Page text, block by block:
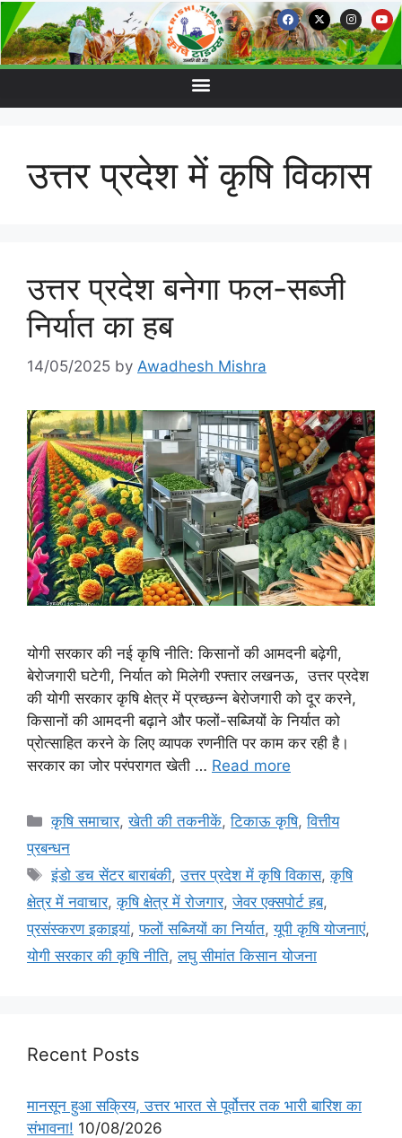
उत्तर प्रदेश में कृषि विकास
उत्तर प्रदेश बनेगा फल-सब्जी
निर्यात का हब
14/05/2025 by Awadhesh Mishra
योगी सरकार की नई कृषि नीति: किसानों की आमदनी बढ़ेगी,
बेरोजगारी घटेगी, निर्यात को मिलेगी रफ्तार लखनऊ, उत्तर प्रदेश
की योगी सरकार कृषि क्षेत्र में प्रच्छन्न बेरोजगारी को दूर करने,
किसानों की आमदनी बढ़ाने और फलों-सब्जियों के निर्यात को
प्रोत्साहित करने के लिए व्यापक रणनीति पर काम कर रही है।
सरकार का जोर परंपरागत खेती … Read more
कृषि समाचार,खेती की तकनीकें,टिकाऊ कृषि,वित्तीय
प्रबन्धन
इंडो डच सेंटर बाराबंकी,उत्तर प्रदेश में कृषि विकास,कृषि
क्षेत्र में नवाचार,कृषि क्षेत्र में रोजगार,जेवर एक्सपोर्ट हब,
प्रसंस्करण इकाइयां,फलों सब्जियों का निर्यात,यूपी कृषि योजनाएं,
योगी सरकार की कृषि नीति,लघु सीमांत किसान योजना
Recent Posts
मानसून हुआ सक्रिय, उत्तर भारत से पूर्वोत्तर तक भारी बारिश का
संभावना! 10/08/2026